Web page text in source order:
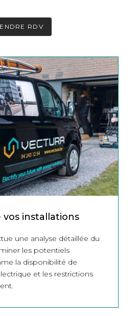
RDV
vos installations
une analyse détaillée du
les potentiels
la disponibilité de
et les restrictions